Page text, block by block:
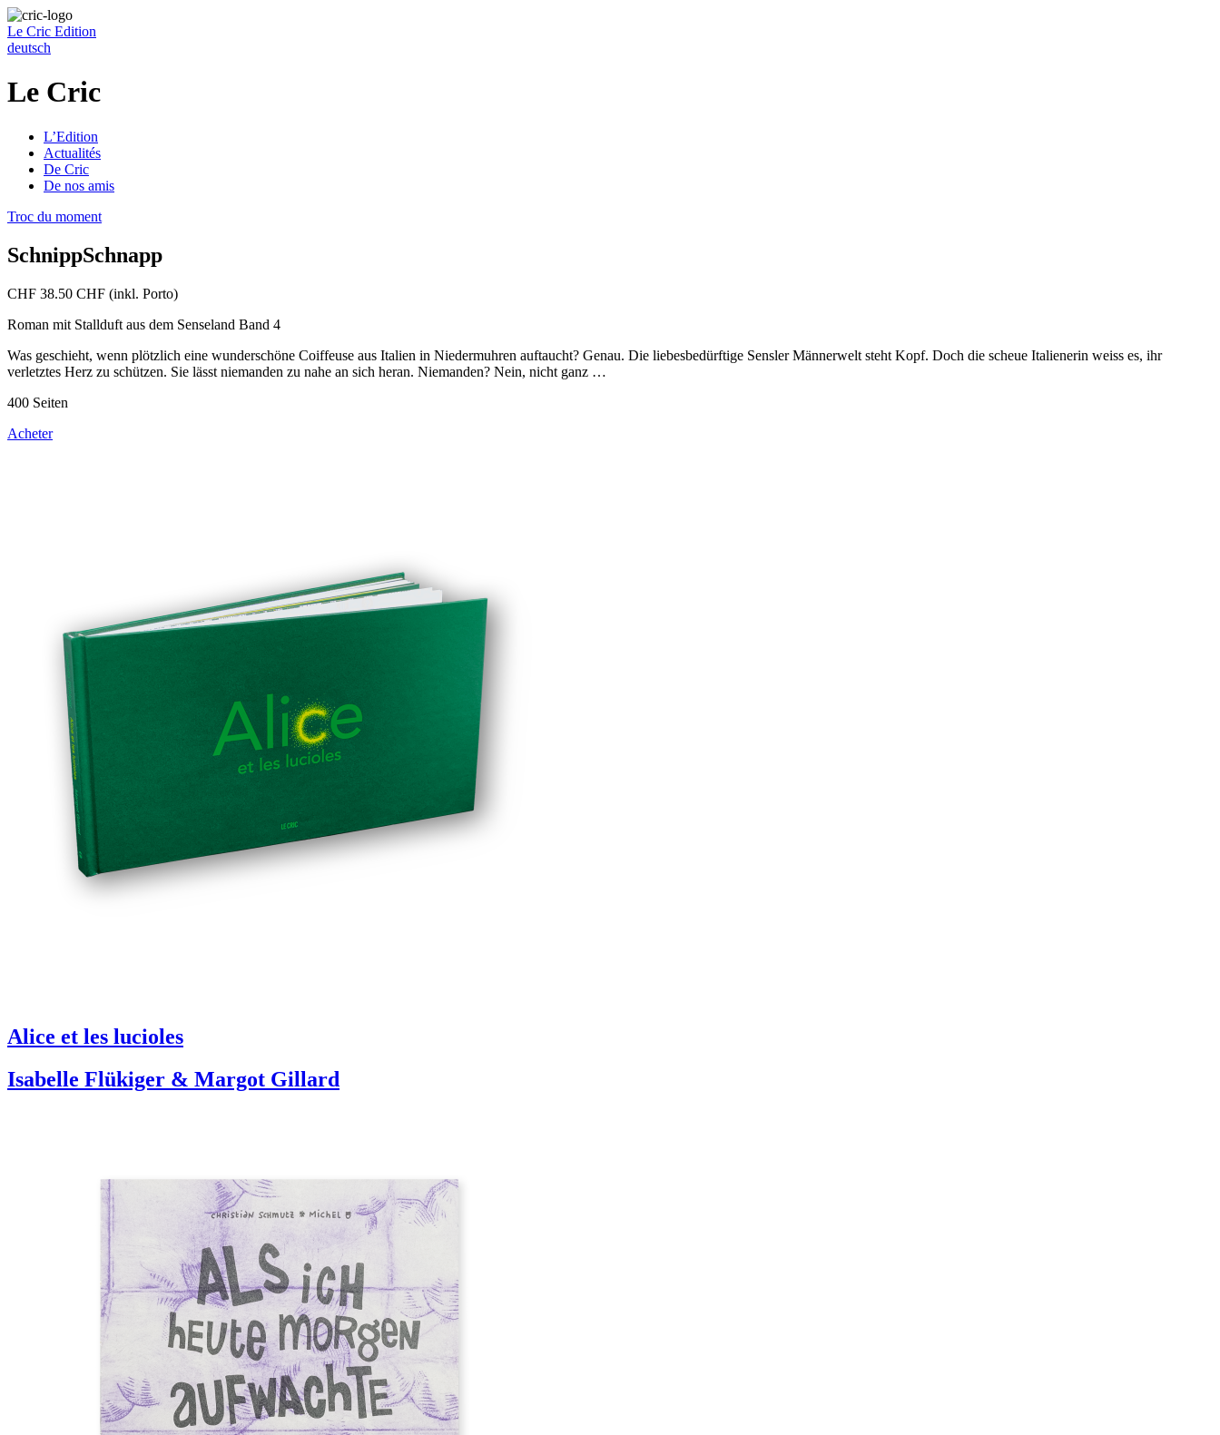
Le Cric Edition
deutsch
Le Cric
L’Edition
Actualités
De Cric
De nos amis
Troc du moment
SchnippSchnapp
CHF 38.50 CHF (inkl. Porto)
Roman mit Stallduft aus dem Senseland Band 4
Was geschieht, wenn plötzlich eine wunderschöne Coiffeuse aus Italien in Niedermuhren auftaucht? Genau. Die liebesbedürftige Sensler Männerwelt steht Kopf. Doch die scheue Italienerin weiss es, ihr
verletztes Herz zu schützen. Sie lässt niemanden zu nahe an sich heran. Niemanden? Nein, nicht ganz …
400 Seiten
Acheter
Alice et les lucioles
Isabelle Flükiger & Margot Gillard